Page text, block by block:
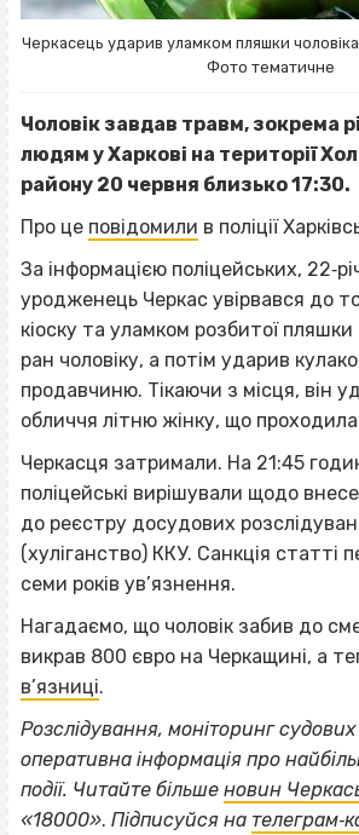
Черкасець ударив уламком пляшки
Фото тематичне
Чоловік завдав травм, зокрема
людям у Харкові на території
району 20 червня близько 17:30.
Про це повідомили в поліції
За інформацією поліцейських,
уродженець Черкас увірвався до
кіоску та уламком розбитої
ран чоловіку, а потім ударив
продавчиню. Тікаючи з місця, він
обличчя літню жінку, що
Черкасця затримали. На 21:45
поліцейські вирішували щодо
до реєстру досудових
(хуліганство) ККУ. Санкція статті
семи років ув’язнення.
Нагадаємо, що чоловік забив до
викрав 800 євро на Черкащині, а
в’язниці.
Розслідування, моніторинг
оперативна інформація про
події. Читайте більше новин
«18000». Підписуйся на